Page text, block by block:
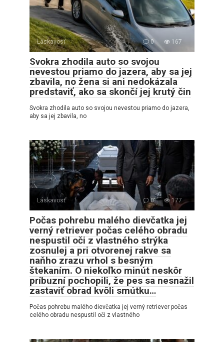
Láskavosť 0 167
Svokra zhodila auto so svojou
nevestou priamo do jazera, aby sa jej
zbavila, no žena si ani nedokázala
predstaviť, ako sa skončí jej krutý čin
Svokra zhodila auto so svojou nevestou priamo do jazera,
aby sa jej zbavila, no
Láskavosť 0 177
Počas pohrebu malého dievčatka jej
verný retriever počas celého obradu
nespustil oči z vlastného strýka
zosnulej a pri otvorenej rakve sa
naňho zrazu vrhol s besným
štekaním. O niekoľko minút neskôr
príbuzní pochopili, že pes sa nesnažil
zastaviť obrad kvôli smútku…
Počas pohrebu malého dievčatka jej verný retriever počas
celého obradu nespustil oči z vlastného